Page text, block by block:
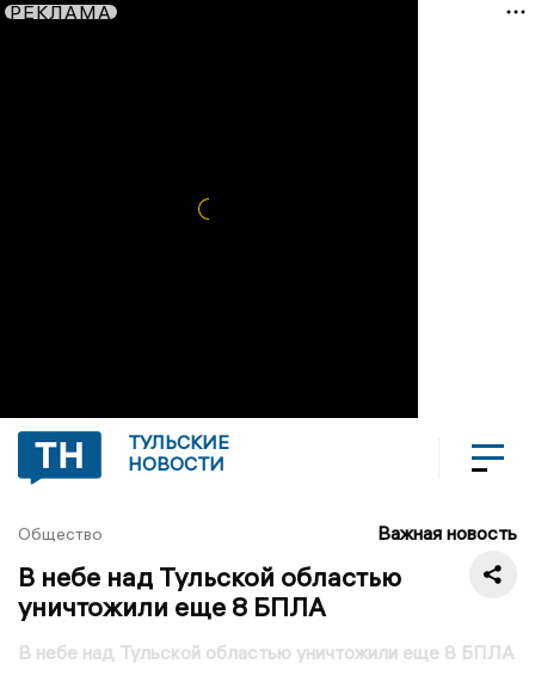
РЕКЛАМА
ТУЛЬСКИЕ
НОВОСТИ
Общество Важная новость
В небе над Тульской областью
уничтожили еще 8 БПЛА
В небе над Тульской областью уничтожили еще 8 БПЛА